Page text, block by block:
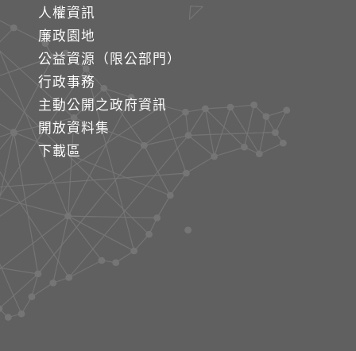
人權資訊
廉政園地
公益資源（限公部門）
行政事務
主動公開之政府資訊
開放資料集
下載區